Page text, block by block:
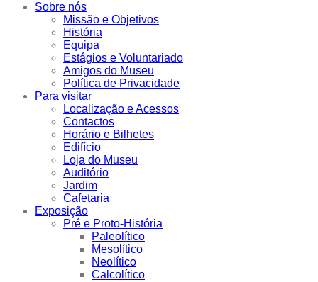
Sobre nós
Missão e Objetivos
História
Equipa
Estágios e Voluntariado
Amigos do Museu
Política de Privacidade
Para visitar
Localização e Acessos
Contactos
Horário e Bilhetes
Edifício
Loja do Museu
Auditório
Jardim
Cafetaria
Exposição
Pré e Proto-História
Paleolítico
Mesolítico
Neolítico
Calcolítico